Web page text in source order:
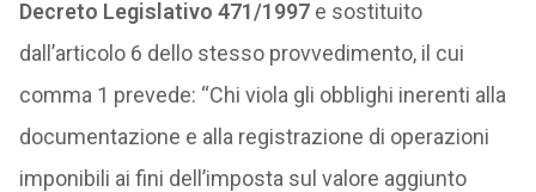
Decreto Legislativo 471/1997e sostituito
dall’articolo 6 dello stesso provvedimento, il cui
comma 1 prevede: “Chi viola gli obblighi inerenti alla
documentazione e alla registrazione di operazioni
imponibili ai fini dell’imposta sul valore aggiunto